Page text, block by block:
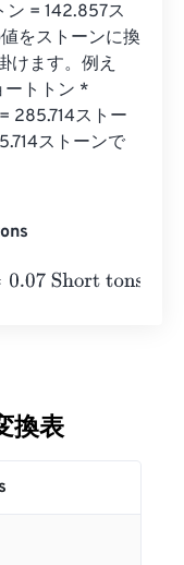
ン = 142.857ス
をストーンに換
けます。例え
ートトン *
285.714ストー
ストーンで
= 0.07 Short tons
換表